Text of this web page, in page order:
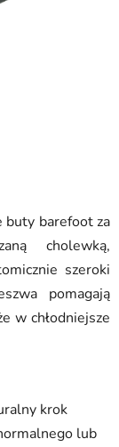
buty barefoot za
cholewką,
szeroki
pomagają
w chłodniejsze
krok
lub